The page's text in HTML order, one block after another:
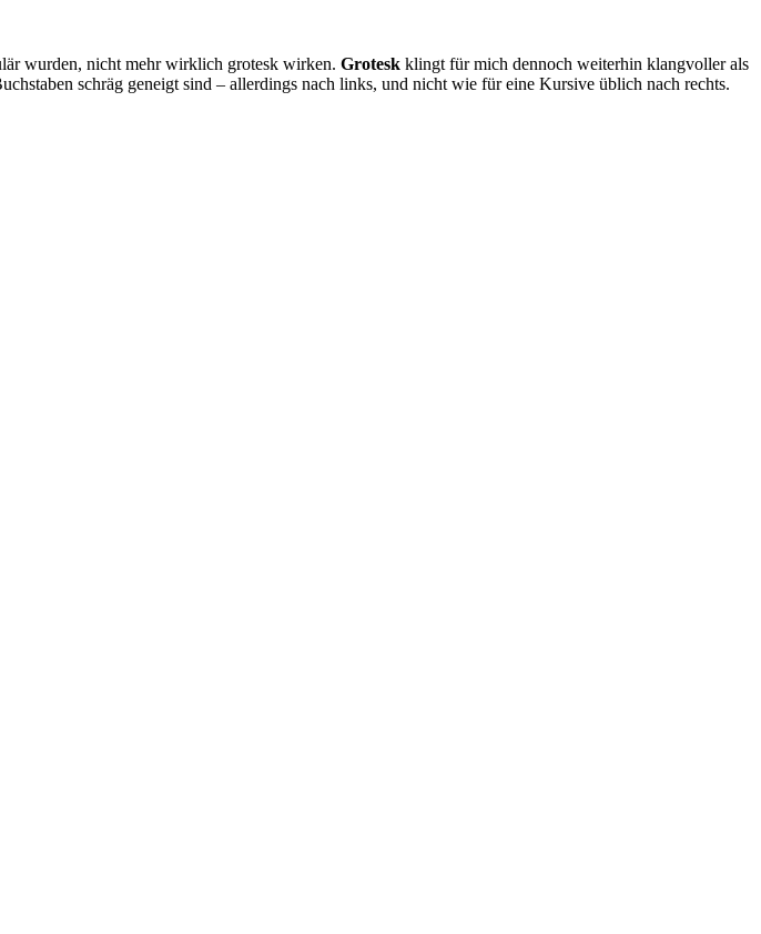
wurden, nicht mehr wirklich grotesk wirken. Grotesk klingt für mich dennoch weiterhin klangvoller als
schräg geneigt sind – allerdings nach links, und nicht wie für eine Kursive üblich nach rechts.